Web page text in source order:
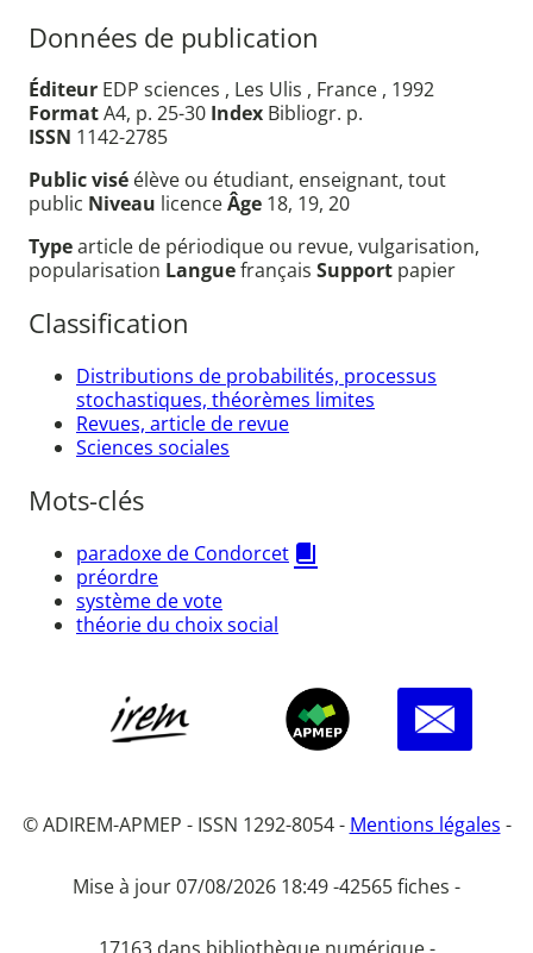
Données de publication
Éditeur EDP sciences , Les Ulis , France , 1992
FormatA4, p. 25-30 Index Bibliogr. p.
ISSN 1142-2785
Public visé élève ou étudiant, enseignant, tout
public Niveau licenceÂge 18, 19, 20
Typearticle de périodique ou revue, vulgarisation,
popularisation Languefrançais Support papier
Classification
Distributions de probabilités, processus
stochastiques, théorèmes limites
Revues, article de revue
Sciences sociales
Mots-clés
paradoxe de Condorcet
préordre
système de vote
théorie du choix social
© ADIREM-APMEP - ISSN 1292-8054 - Mentions légales -
Mise à jour 07/08/2026 18:49 -42565 fiches -